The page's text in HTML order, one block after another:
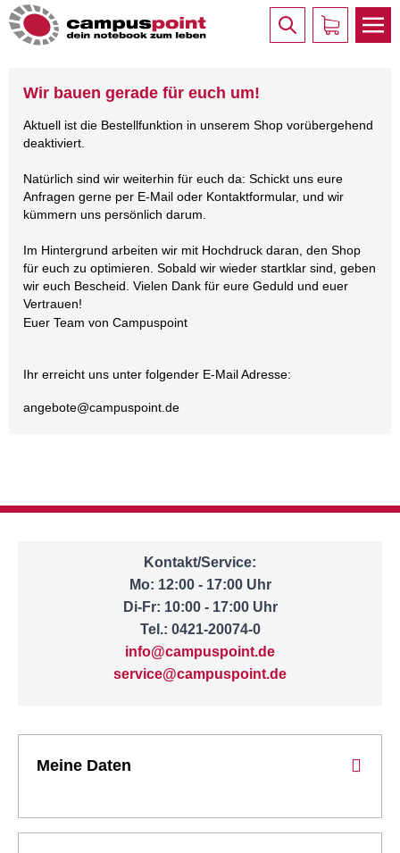
Wir bauen gerade für euch um!
Aktuell ist die Bestellfunktion in unserem Shop vorübergehend
deaktiviert.
Natürlich sind wir weiterhin für euch da: Schickt uns eure
Anfragen gerne per E-Mail oder Kontaktformular, und wir
kümmern uns persönlich darum.
Im Hintergrund arbeiten wir mit Hochdruck daran, den Shop
für euch zu optimieren. Sobald wir wieder startklar sind, geben
wir euch Bescheid. Vielen Dank für eure Geduld und euer
Vertrauen!
Euer Team von Campuspoint
Ihr erreicht uns unter folgender E-Mail Adresse:
angebote@campuspoint.de
Kontakt/Service:
Mo: 12:00 - 17:00 Uhr
Di-Fr: 10:00 - 17:00 Uhr
Tel.: 0421-20074-0
info@campuspoint.de
service@campuspoint.de
Meine Daten